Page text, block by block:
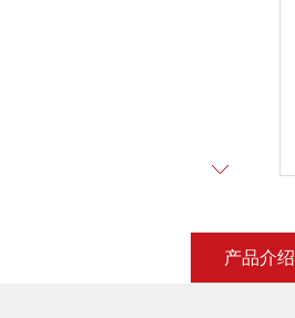
产品介绍